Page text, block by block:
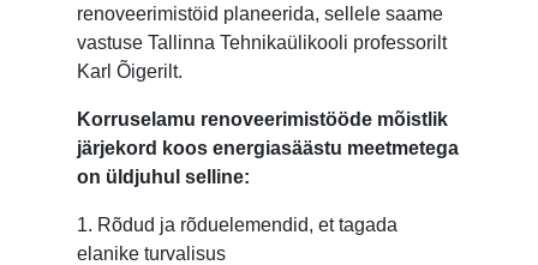
renoveerimistöid planeerida, sellele saame
vastuse Tallinna Tehnikaülikooli professorilt
Karl Õigerilt.
Korruselamu renoveerimistööde mõistlik
järjekord koos energiasäästu meetmetega
on üldjuhul selline:
1. Rõdud ja rõduelemendid, et tagada
elanike turvalisus